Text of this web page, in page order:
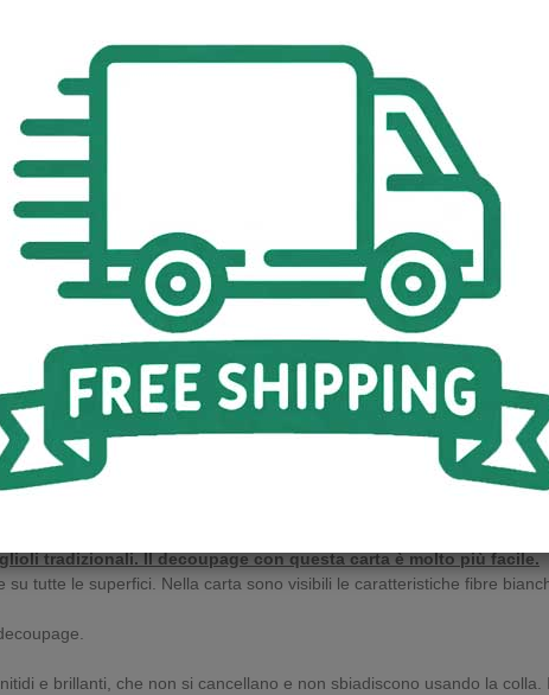
è la migliore carta per
è ideale per progetti di
acidi.
e molto resistente.
tradizionali. Il decoupage con questa carta è molto più facile.
tutte le superfici. Nella carta sono visibili le caratteristiche fibre
e brillanti, che non si cancellano e non sbiadiscono usando la
premi il pulsante Accetta.
Personalizzare i cookie
ACCETTO